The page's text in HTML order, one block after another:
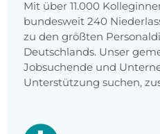
Mit über 11.000
bundesweit 240
zu den größten
Deutschlands. Unser
Jobsuchende und
Unterstützung suchen,